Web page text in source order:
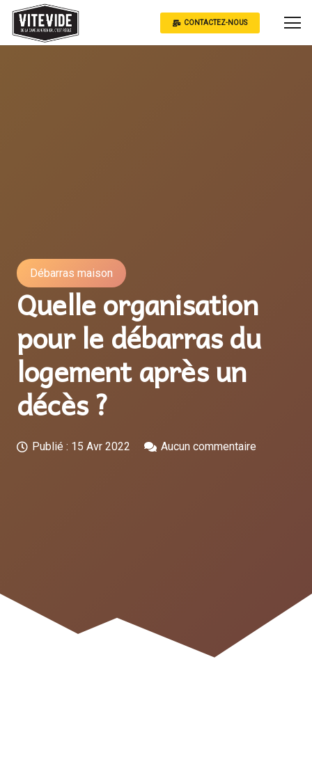
CONTACTEZ-NOUS
Débarras maison
Quelle organisation
pour le débarras du
logement après un
décès ?
Publié : 15 Avr 2022 Aucun commentaire